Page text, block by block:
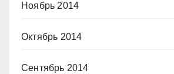
Ноябрь 2014
Октябрь 2014
Сентябрь 2014